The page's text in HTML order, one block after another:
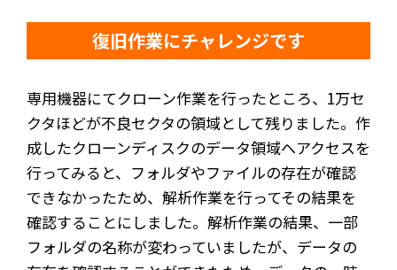
復旧作業にチャレンジです
専用機器にてクローン作業を行ったところ、1万セ
クタほどが不良セクタの領域として残りました。作
成したクローンディスクのデータ領域へアクセスを
行ってみると、フォルダやファイルの存在が確認
できなかったため、解析作業を行ってその結果を
確認することにしました。解析作業の結果、一部
フォルダの名称が変わっていましたが、データの